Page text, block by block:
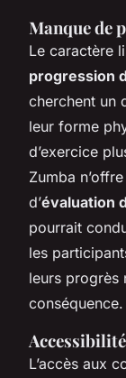
Manque de
Le caractère
progression
cherchent un
leur forme
d’exercice
Zumba
d’évaluation
pourrait
les
leurs progrès
conséquence.
L’accès aux